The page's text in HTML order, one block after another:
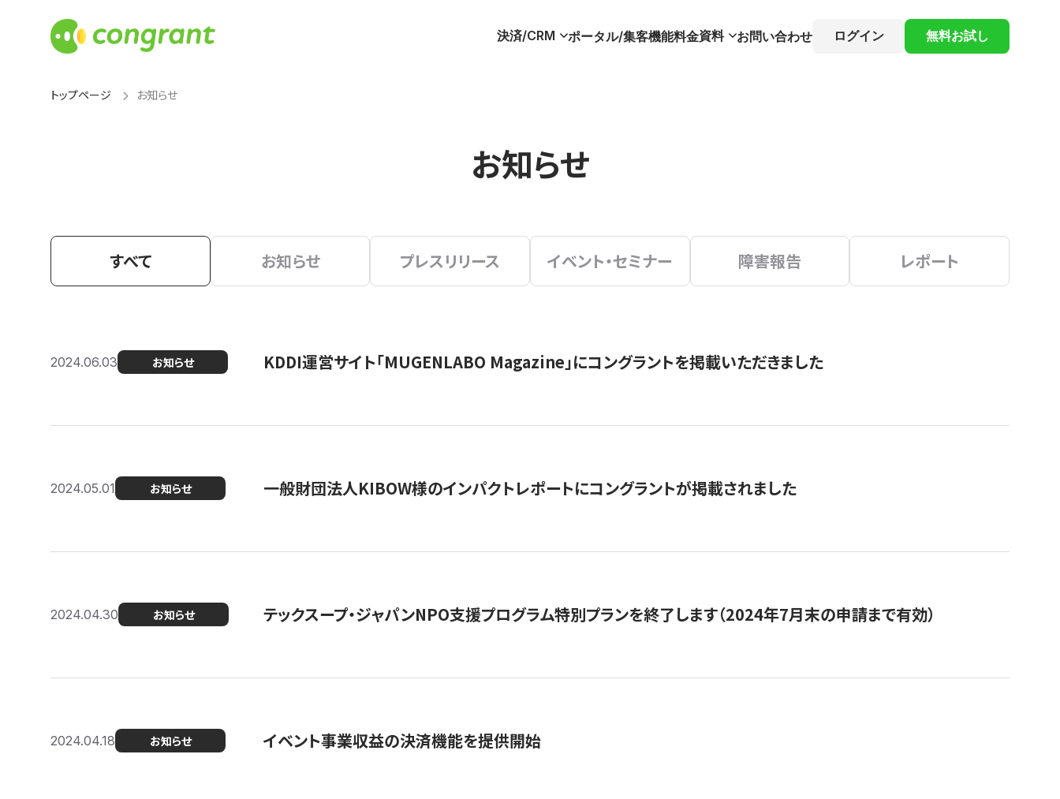
決済/CRM ポータル/集客機能料金資料 お問い合わせ ログイン 無料お試し
トップページ お知らせ
お知らせ
すべて お知らせ プレスリリース イベント・セミナー 障害報告 レポート
2024.06.03 お知らせ KDDI運営サイト「MUGENLABO Magazine」にコングラントを掲載いただきました
2024.05.01 お知らせ 一般財団法人KIBOW様のインパクトレポートにコングラントが掲載されました
2024.04.30 お知らせ テックスープ・ジャパンNPO支援プログラム特別プランを終了します（2024年7月末の申請まで有効）
2024.04.18 お知らせ イベント事業収益の決済機能を提供開始